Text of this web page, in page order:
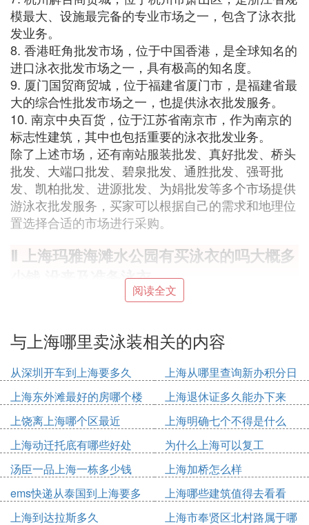
模最大、设施最完备的专业市场之一，包含了泳衣批
发业务。
8. 香港旺角批发市场，位于中国香港，是全球知名的
进口泳衣批发市场之一，具有极高的知名度。
9. 厦门国贸商贸城，位于福建省厦门市，是福建省最
大的综合性批发市场之一，也提供泳衣批发服务。
10. 南京中央百货，位于江苏省南京市，作为南京的
标志性建筑，其中也包括重要的泳衣批发业务。
除了上述市场，还有南站服装批发、真好批发、桥头
批发、大端口批发、碧泉批发、通胜批发、强哥批
发、凯柏批发、进源批发、为娟批发等多个市场提供
游泳衣批发服务，买家可以根据自己的需求和地理位
置选择合适的市场进行采购。
Ⅱ 上海玛雅海滩水公园有买泳衣的吗大概多
少钱.没来及准备泳衣
Ⅲ上海哪里买泳衣便宜又好
100元左右，在比较正规的质量好的有名气的正规店
都挺贵的，你可以去正规店里面一些小品牌一般那里
会b
Ⅳ 上海哪里有游泳衣专卖店
迪卡浓体育用品商店。看此网页 有四家
http://www.gsuo.com/mstmap50007/g_search.jsp?g
阅读全文
与上海哪里卖泳装相关的内容
从深圳开车到上海要多久
上海从哪里查询新办积分日
期
上海东外滩最好的房哪个楼
上海退休证多久能办下来
上饶离上海哪个区最近
上海明确七个不得是什么
上海动迁托底有哪些好处
为什么上海可以复工
汤臣一品上海一栋多少钱
上海加桥怎么样
ems快递从泰国到上海要多
久
上海哪些建筑值得去看看
上海到达拉斯多久
上海市奉贤区北村路属于哪